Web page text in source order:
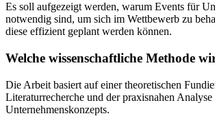
Es soll aufgezeigt werden, warum Events für
notwendig sind, um sich im Wettbewerb zu
diese effizient geplant werden können.
Welche wissenschaftliche Methode
Die Arbeit basiert auf einer theoretischen
Literaturrecherche und der praxisnahen Analyse
Unternehmenskonzepts.